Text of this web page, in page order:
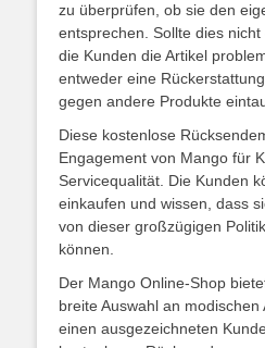
zu überprüfen, ob sie den
entsprechen. Sollte dies
die Kunden die Artikel
entweder eine
gegen andere Produkte
Diese kostenlose
Engagement von Mango für
Servicequalität. Die Kunden
einkaufen und wissen, dass
von dieser großzügigen
können.
Der Mango Online-Shop
breite Auswahl an
einen ausgezeichneten